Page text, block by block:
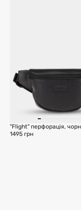
"Flight" перфорація,
1495 грн